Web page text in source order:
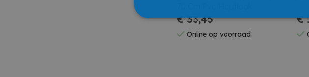
€ 33,45
Online op voorraad
€